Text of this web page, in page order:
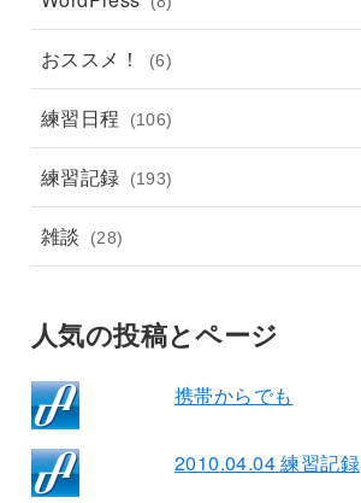
おススメ！ (6)
練習日程 (106)
練習記録 (193)
雑談 (28)
人気の投稿とページ
携帯からでも
2010.04.04 練習記録